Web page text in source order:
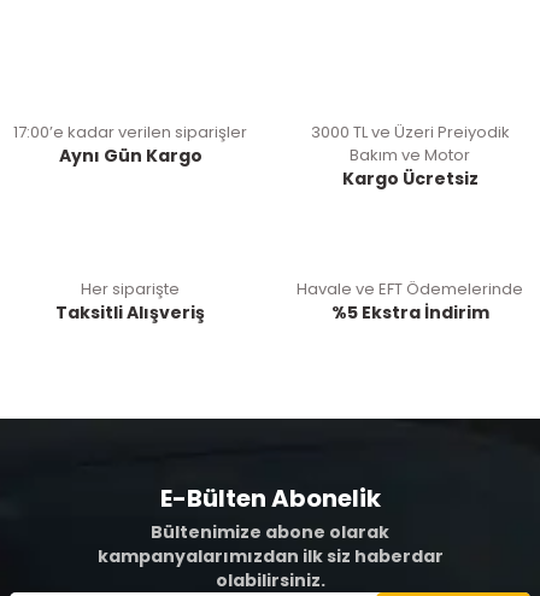
17:00’e kadar verilen siparişler
Aynı Gün Kargo
3000 TL ve Üzeri Preiyodik
Bakım ve Motor
Kargo Ücretsiz
Her siparişte
Taksitli Alışveriş
Havale ve EFT Ödemelerinde
%5 Ekstra İndirim
E-Bülten Abonelik
Bültenimize abone olarak
kampanyalarımızdan ilk siz haberdar
olabilirsiniz.